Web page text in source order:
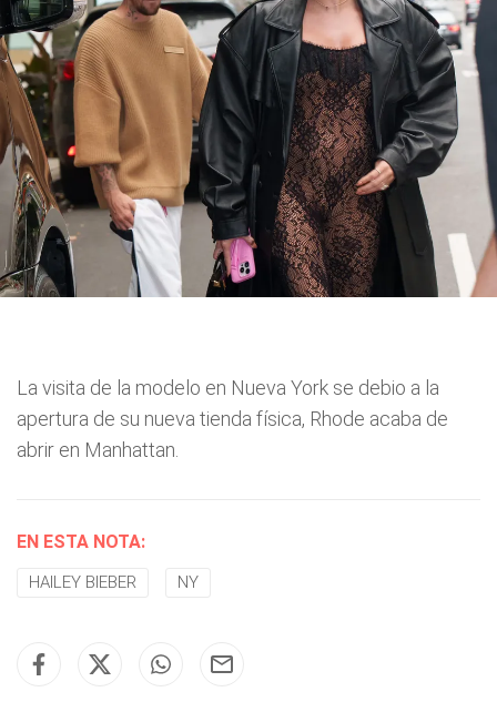
La visita de la modelo en Nueva York se debio a la
apertura de su nueva tienda física, Rhode acaba de
abrir en Manhattan.
EN ESTA NOTA:
HAILEY BIEBER NY